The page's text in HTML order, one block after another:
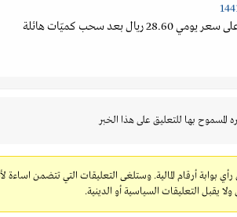
ريال بعد سحب كميّات هائلة
المسموح بها للتعليق على هذا الخبر
بوابة أرقام المالية. وستلغى التعليقات التي تتضمن
يقبل التعليقات السياسية أو الدينية.